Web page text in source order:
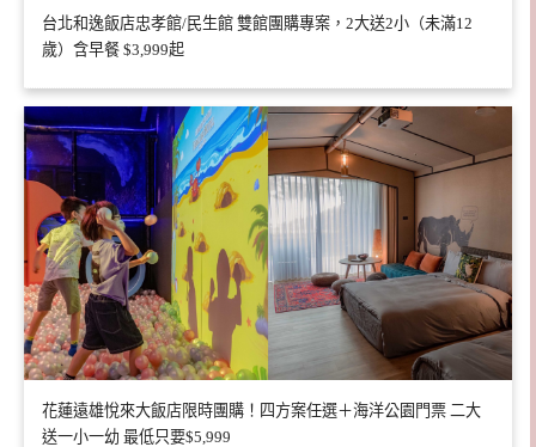
台北和逸飯店忠孝館/民生館 雙館團購專案，2大送2小（未滿12
歲）含早餐 $3,999起
花蓮遠雄悅來大飯店限時團購！四方案任選＋海洋公園門票 二大
送一小一幼 最低只要$5,999